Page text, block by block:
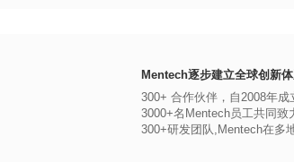
Mentech逐步建立全球创新
300+ 合作伙伴，自2008年
3000+名Mentech员工共同致
300+研发团队,Mentech在多